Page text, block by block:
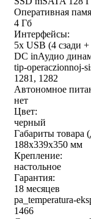
Оперативная
4 Гб
Интерфейсы:
5x USB (4 сзади
DC inАудио
tip-operaczionnoj-
1281, 1282
Автономное
нет
Цвет:
черный
Габариты
188x339x350 мм
Крепление:
настольное
Гарантия:
18 месяцев
pa_temperatura-
1466